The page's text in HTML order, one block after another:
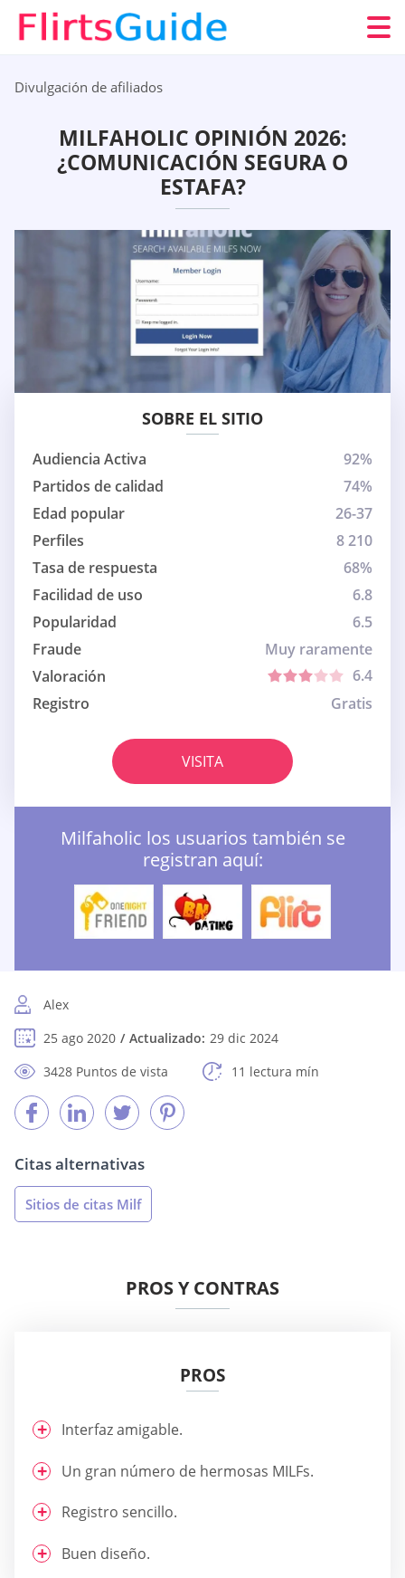
Divulgación de afiliados
MILFAHOLIC OPINIÓN 2026:
¿COMUNICACIÓN SEGURA O
ESTAFA?
SOBRE EL SITIO
Audiencia Activa
92%
Partidos de calidad
74%
Edad popular
26-37
Perfiles
8 210
Tasa de respuesta
68%
Facilidad de uso
6.8
Popularidad
6.5
Fraude
Muy raramente
Valoración
6.4
Registro
Gratis
VISITA
Milfaholic los usuarios también se
registran aquí:
Alex
25 ago 2020
Actualizado: 29 dic 2024
3428 Puntos de vista
11 lectura mín
Citas alternativas
Sitios de citas Milf
PROS Y CONTRAS
PROS
Interfaz amigable.
Un gran número de hermosas MILFs.
Registro sencillo.
Buen diseño.